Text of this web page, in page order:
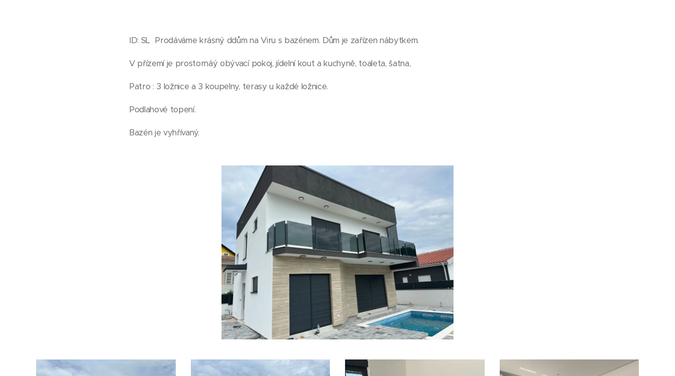
ID: SL Prodáváme krásný ddům na Viru s bazénem. Dům je zařízen nábytkem.
V přízemí je prostornáý obývací pokoj, jídelní kout a kuchyně, toaleta, šatna,
Patro : 3 ložnice a 3 koupelny, terasy u každé ložnice.
Podlahové topení.
Bazén je vyhřívaný.